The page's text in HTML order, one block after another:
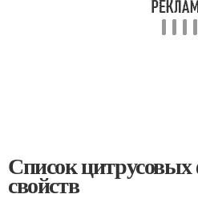
Список
свойств